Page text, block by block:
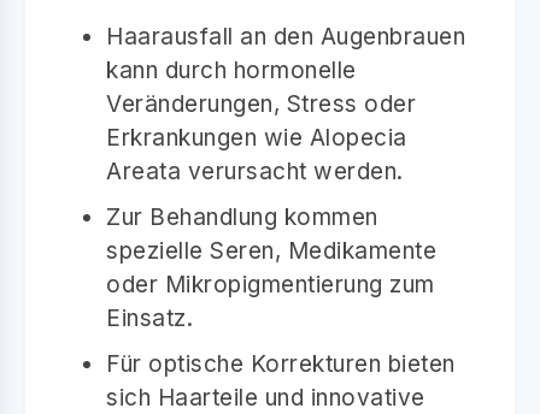
Haarausfall an den Augenbrauen
kann durch hormonelle
Veränderungen, Stress oder
Erkrankungen wie Alopecia
Areata verursacht werden.
Zur Behandlung kommen
spezielle Seren, Medikamente
oder Mikropigmentierung zum
Einsatz.
Für optische Korrekturen bieten
sich Haarteile und innovative